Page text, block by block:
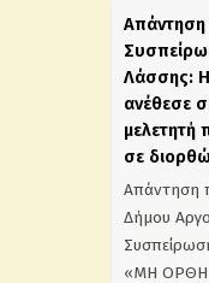
Απάντηση
Λάσσης:
ανέθεσε
μελετητή
σε
Απάντηση
Δήμου
«ΜΗ ΟΡΘΗ